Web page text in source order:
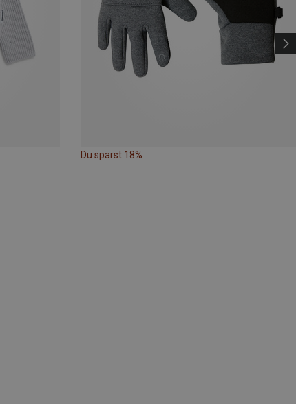
Du sparst 18%